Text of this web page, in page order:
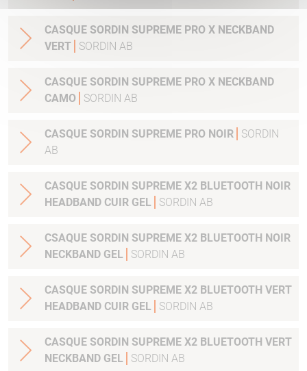
CASQUE SORDIN SUPREME PRO X NECKBAND
VERT
SORDIN AB
CASQUE SORDIN SUPREME PRO X NECKBAND
CAMO
SORDIN AB
CASQUE SORDIN SUPREME PRO NOIR
SORDIN
AB
CASQUE SORDIN SUPREME X2 BLUETOOTH NOIR
HEADBAND CUIR GEL
SORDIN AB
CSAQUE SORDIN SUPREME X2 BLUETOOTH NOIR
NECKBAND GEL
SORDIN AB
CASQUE SORDIN SUPREME X2 BLUETOOTH VERT
HEADBAND CUIR GEL
SORDIN AB
CASQUE SORDIN SUPREME X2 BLUETOOTH VERT
NECKBAND GEL
SORDIN AB